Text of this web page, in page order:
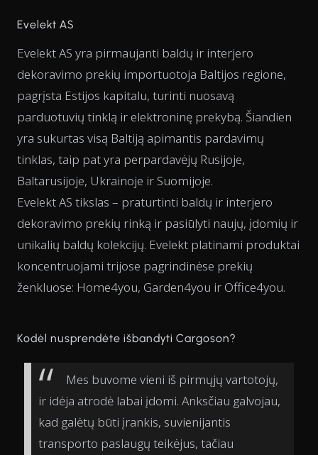
Evelekt AS
Evelekt AS yra pirmaujanti baldų ir interjero
dekoravimo prekių importuotoja Baltijos regione,
pagrįsta Estijos kapitalu, turinti nuosavą
parduotuvių tinklą ir elektroninę prekybą. Šiandien
yra sukurtas visą Baltiją apimantis pardavimų
tinklas, taip pat yra perpardavėjų Rusijoje,
Baltarusijoje, Ukrainoje ir Suomijoje.
Evelekt AS tikslas – praturtinti baldų ir interjero
dekoravimo prekių rinką ir pasiūlyti naujų, įdomių ir
unikalių baldų kolekcijų. Evelekt platinami produktai
koncentruojami trijose pagrindinėse prekių
ženkluose: Home4you, Garden4you ir Office4you.
Kodėl nusprendėte išbandyti Cargoson?
Mes buvome vieni iš pirmųjų vartotojų,
ir idėja atrodė labai įdomi. Anksčiau galvojau,
kad galėtų būti įrankis, suvienijantis
transporto paslaugų teikėjus, tačiau